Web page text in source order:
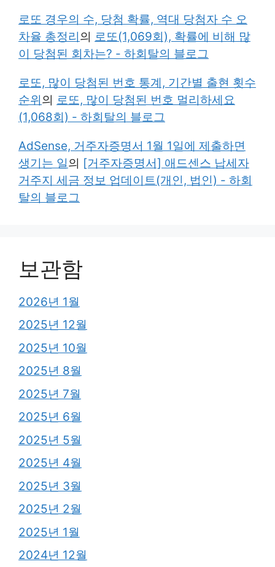
로또 경우의 수, 당첨 확률, 역대 당첨자 수 오
차율 총정리의 로또(1,069회), 확률에 비해 많
이 당첨된 회차는? - 하회탈의 블로그
로또, 많이 당첨된 번호 통계, 기간별 출현 횟수
순위의 로또, 많이 당첨된 번호 멀리하세요
(1,068회) - 하회탈의 블로그
AdSense, 거주자증명서 1월 1일에 제출하면
생기는 일의 [거주자증명서] 애드센스 납세자
거주지 세금 정보 업데이트(개인, 법인) - 하회
탈의 블로그
보관함
2026년 1월
2025년 12월
2025년 10월
2025년 8월
2025년 7월
2025년 6월
2025년 5월
2025년 4월
2025년 3월
2025년 2월
2025년 1월
2024년 12월